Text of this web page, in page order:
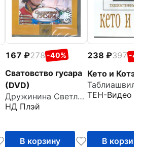
167 278 -40%
Сватовство гусара
(DVD)
Дружинина Светлана
НД Плэй
В корзину
238 397 -
Кето и Котэ
ТЕН-Видео
В корзину